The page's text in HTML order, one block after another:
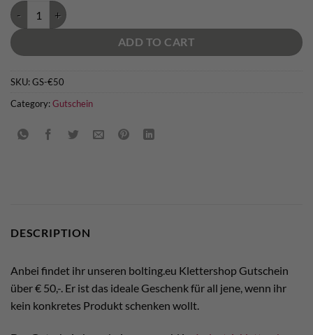
bolting.eu Gutschein € 50 quantity
ADD TO CART
SKU:GS-€50
Category:Gutschein
DESCRIPTION
Anbei findet ihr unseren bolting.eu Klettershop Gutschein
über € 50,-. Er ist das ideale Geschenk für all jene, wenn ihr
kein konkretes Produkt schenken wollt.